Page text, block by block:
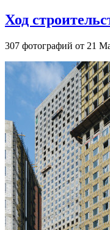
Ход
307 фотографий от 21